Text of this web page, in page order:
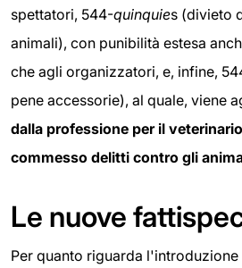
spettatori, 544-quinquies (divieto
animali), con punibilità estesa
che agli organizzatori, e, infine,
pene accessorie), al quale, viene
dalla professione per il
commesso delitti contro gli
Le nuove
Per quanto riguarda